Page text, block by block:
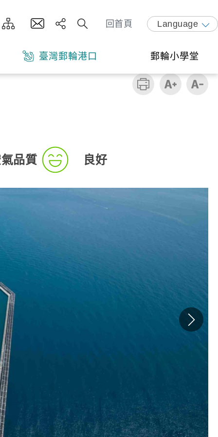
回首頁 Language
臺灣郵輪港口 郵輪小學堂
品質 良好